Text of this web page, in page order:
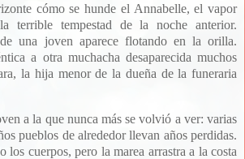
cómo se hunde el Annabelle, el vapor
terrible tempestad de la noche anterior.
una joven aparece flotando en la orilla.
a otra muchacha desaparecida muchos
la hija menor de la dueña de la funeraria
a la que nunca más se volvió a ver: varias
pueblos de alrededor llevan años perdidas.
los cuerpos, pero la marea arrastra a la costa